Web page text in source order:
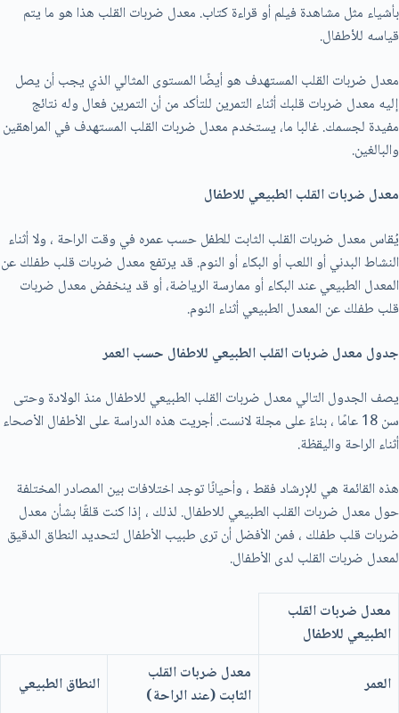
بأشياء مثل مشاهدة فيلم أو قراءة كتاب. معدل ضربات القلب هذا هو ما يتم
قياسه للأطفال.
معدل ضربات القلب المستهدف هو أيضًا المستوى المثالي الذي يجب أن يصل
إليه معدل ضربات قلبك أثناء التمرين للتأكد من أن التمرين فعال وله نتائج
مفيدة لجسمك. غالبا ما، يستخدم معدل ضربات القلب المستهدف في المراهقين
والبالغين.
معدل ضربات القلب الطبيعي للاطفال
يُقاس معدل ضربات القلب الثابت للطفل حسب عمره في وقت الراحة ، ولا أثناء
النشاط البدني أو اللعب أو البكاء أو النوم. قد يرتفع معدل ضربات قلب طفلك عن
المعدل الطبيعي عند البكاء أو ممارسة الرياضة، أو قد ينخفض معدل ضربات
قلب طفلك عن المعدل الطبيعي أثناء النوم.
جدول معدل ضربات القلب الطبيعي للاطفال حسب العمر
يصف الجدول التالي معدل ضربات القلب الطبيعي للاطفال منذ الولادة وحتى
سن 18 عامًا ، بناءً على مجلة لانست. أجريت هذه الدراسة علی الأطفال الأصحاء
أثناء الراحة واليقظة.
هذه القائمة هي للإرشاد فقط ، وأحيانًا توجد اختلافات بين المصادر المختلفة
حول معدل ضربات القلب الطبيعي للاطفال. لذلك ، إذا كنت قلقًا بشأن معدل
ضربات قلب طفلك ، فمن الأفضل أن ترى طبيب الأطفال لتحديد النطاق الدقيق
لمعدل ضربات القلب لدى الأطفال.
معدل ضربات القلب
الطبيعي للاطفال
العمر
معدل ضربات القلب
الثابت (عند الراحة)
النطاق الطبيعي